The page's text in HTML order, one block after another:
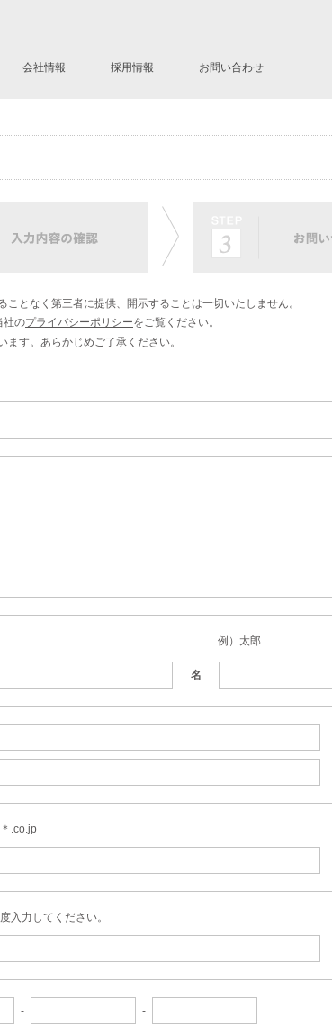
会社情報
採用情報
お問い合わせ
となく第三者に提供、開示することは一切いたしません。
社のプライバシーポリシーをご覧ください。
す。あらかじめご了承ください。
例）太郎
名
.co.jp
入力してください。
- -